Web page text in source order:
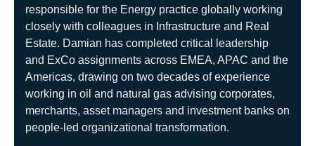
responsible for the Energy practice globally working
closely with colleagues in Infrastructure and Real
Estate. Damian has completed critical leadership
and ExCo assignments across EMEA, APAC and the
Americas, drawing on two decades of experience
working in oil and natural gas advising corporates,
merchants, asset managers and investment banks on
people-led organizational transformation.